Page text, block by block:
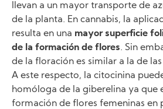
llevan a un mayor transporte de
de la planta. En cannabis, la
resulta en una mayor superficie
de la formación de flores. Sin
de la floración es similar a la de
A este respecto, la citocinina
homóloga de la giberelina ya que
formación de flores femeninas en